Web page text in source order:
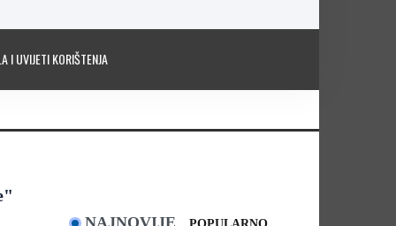
I UVIJETI KORIŠTENJA
NAJNOVIJE